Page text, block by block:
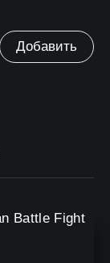
Добавить